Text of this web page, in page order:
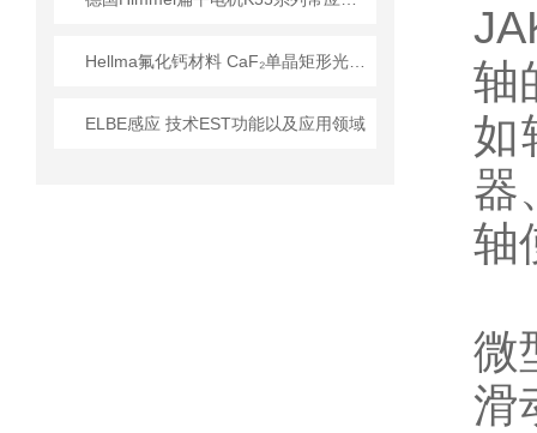
ELBE感应 技术EST功能以及应用领域
轴
如
器
轴
微
滑